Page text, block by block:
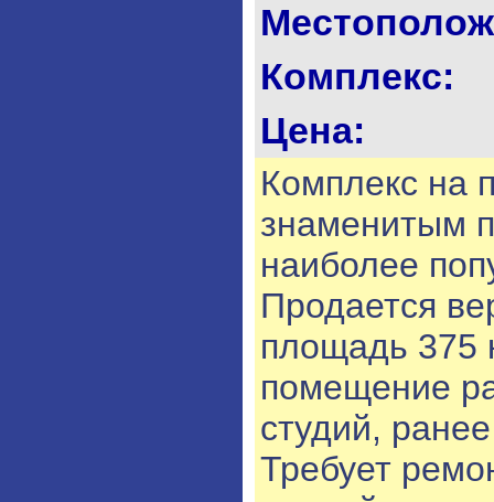
Комплекс:
Цена:
Комплекс на
знаменитым
наиболее
Продается
площадь 375
помещение
студий,
Требует